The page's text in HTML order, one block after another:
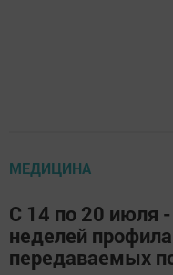
МЕДИЦИНА
С 14 по 20 июля
неделей
передаваемых